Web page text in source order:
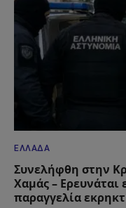
ΕΛΛΆΔΑ
Συνελήφθη στην
Χαμάς – Ερευνάται
παραγγελία